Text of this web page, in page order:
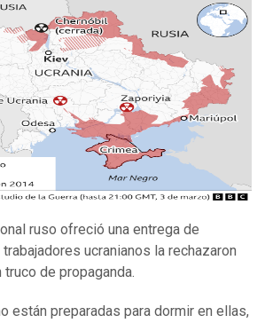
ruso ofreció una entrega de
ucranianos la rechazaron
de propaganda.
están preparadas para dormir en ellas,